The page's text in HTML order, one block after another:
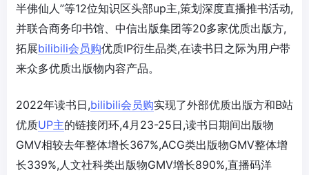
半佛仙人”等12位知识区头部up主,策划深度直播推书活动,
并联合商务印书馆、中信出版集团等20多家优质出版方,
拓展bilibili会员购优质IP衍生品类,在读书日之际为用户带
来众多优质出版物内容产品。
2022年读书日,bilibili会员购实现了外部优质出版方和B站
优质UP主的链接闭环,4月23-25日,读书日期间出版物
GMV相较去年整体增长367%,ACG类出版物GMV整体增
长339%,人文社科类出版物GMV增长890%,直播码洋